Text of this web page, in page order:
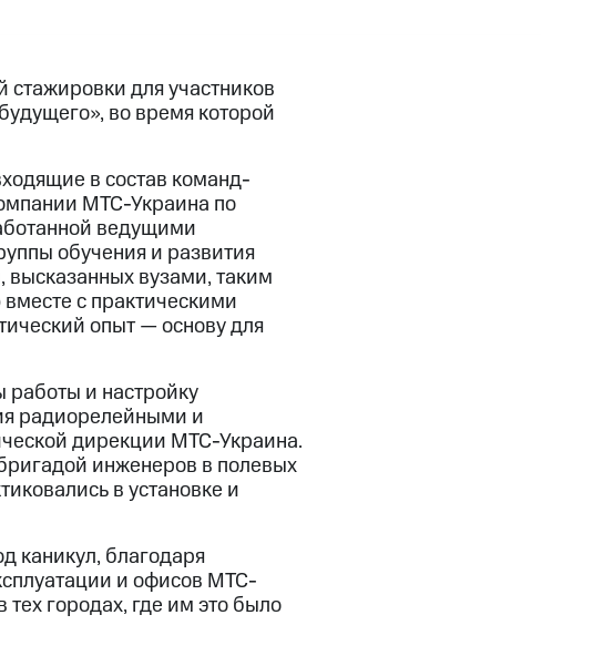
для участников
во время которой
в состав команд-
МТС-Украина по
ведущими
обучения и развития
вузами, таким
с практическими
опыт — основу для
и настройку
радиорелейными и
дирекции МТС-Украина.
инженеров в полевых
в установке и
каникул, благодаря
и офисов МТС-
городах, где им это было